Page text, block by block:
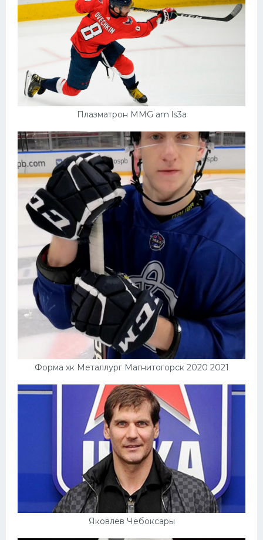
Плазматрон MMG am ls3a
Форма хк Металлург Магнитогорск 2020 2021
Яковлев Чебоксары